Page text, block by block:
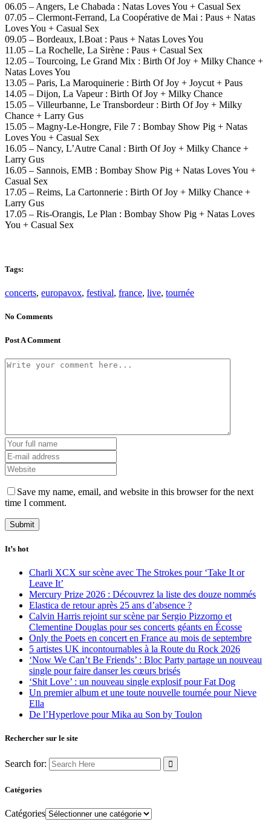
06.05 – Angers, Le Chabada : Natas Loves You + Casual Sex
07.05 – Clermont-Ferrand, La Coopérative de Mai : Paus + Natas
Loves You + Casual Sex
09.05 – Bordeaux, I.Boat : Paus + Natas Loves You
11.05 – La Rochelle, La Sirène : Paus + Casual Sex
12.05 – Tourcoing, Le Grand Mix : Birth Of Joy + Milky Chance +
Natas Loves You
13.05 – Paris, La Maroquinerie : Birth Of Joy + Joycut + Paus
14.05 – Dijon, La Vapeur : Birth Of Joy + Milky Chance
15.05 – Villeurbanne, Le Transbordeur : Birth Of Joy + Milky
Chance + Larry Gus
15.05 – Magny-Le-Hongre, File 7 : Bombay Show Pig + Natas
Loves You + Casual Sex
16.05 – Nancy, L’Autre Canal : Birth Of Joy + Milky Chance +
Larry Gus
16.05 – Sannois, EMB : Bombay Show Pig + Natas Loves You +
Casual Sex
17.05 – Reims, La Cartonnerie : Birth Of Joy + Milky Chance +
Larry Gus
17.05 – Ris-Orangis, Le Plan : Bombay Show Pig + Natas Loves
You + Casual Sex
Tags:
concerts, europavox, festival, france, live, tournée
No Comments
Post A Comment
Save my name, email, and website in this browser for the next
time I comment.
It’s hot
Charli XCX sur scène avec The Strokes pour ‘Take It or
Leave It’
Mercury Prize 2026 : Découvrez la liste des douze nommés
Elastica de retour après 25 ans d’absence ?
Calvin Harris rejoint sur scène par Sergio Pizzorno et
Clementine Douglas pour ses concerts géants en Écosse
Only the Poets en concert en France au mois de septembre
5 artistes UK incontournables à la Route du Rock 2026
‘Now We Can’t Be Friends’ : Bloc Party partage un nouveau
single pour faire danser les cœurs brisés
‘Shit Love’ : un nouveau single explosif pour Fat Dog
Un premier album et une toute nouvelle tournée pour Nieve
Ella
De l’Hyperlove pour Mika au Son by Toulon
Rechercher sur le site
Search for:
Catégories
Catégories